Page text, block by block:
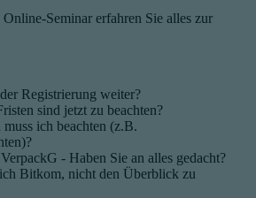
Seminar erfahren Sie alles zur
Registrierung weiter?
sind jetzt zu beachten?
ich beachten (z.B.
- Haben Sie an alles gedacht?
Bitkom, nicht den Überblick zu